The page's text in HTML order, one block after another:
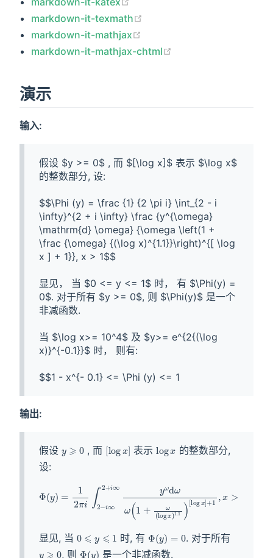
markdown-it-texmath
markdown-it-mathjax
markdown-it-mathjax-chtml
演示
输入:
假设 $y >= 0$ , 而 $[\log x]$ 表示 $\log x$
的整数部分, 设:
$$\Phi (y) = \frac {1} {2 \pi i} \int_{2 - i
\infty}^{2 + i \infty} \frac {y^{\omega}
\mathrm{d} \omega} {\omega \left(1 +
\frac {\omega} {(\log x)^{1.1}}\right)^{[ \log
x ] + 1}}, x > 1$$
显见， 当 $0 <= y <= 1$ 时， 有 $\Phi(y) =
0$. 对于所有 $y >= 0$, 则 $\Phi(y)$ 是一个
非减函数.
当 $\log x>= 10^4$ 及 $y>= e^{2{(\log
x)}^{-0.1}}$ 时， 则有:
输出:
假设 , 而 表示
的整数部分,
设:
显见, 当 时, 有
. 对于所有
, 则
是一个非减函数.